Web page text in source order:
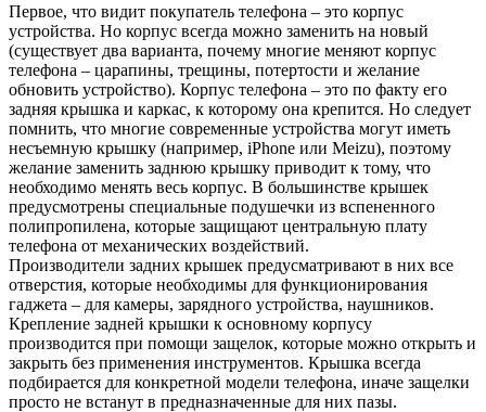
Первое, что видит покупатель телефона – это корпус
устройства. Но корпус всегда можно заменить на новый
(существует два варианта, почему многие меняют корпус
телефона – царапины, трещины, потертости и желание
обновить устройство). Корпус телефона – это по факту его
задняя крышка и каркас, к которому она крепится. Но следует
помнить, что многие современные устройства могут иметь
несъемную крышку (например, iPhone или Meizu), поэтому
желание заменить заднюю крышку приводит к тому, что
необходимо менять весь корпус. В большинстве крышек
предусмотрены специальные подушечки из вспененного
полипропилена, которые защищают центральную плату
телефона от механических воздействий.
Производители задних крышек предусматривают в них все
отверстия, которые необходимы для функционирования
гаджета – для камеры, зарядного устройства, наушников.
Крепление задней крышки к основному корпусу
производится при помощи защелок, которые можно открыть и
закрыть без применения инструментов. Крышка всегда
подбирается для конкретной модели телефона, иначе защелки
просто не встанут в предназначенные для них пазы.